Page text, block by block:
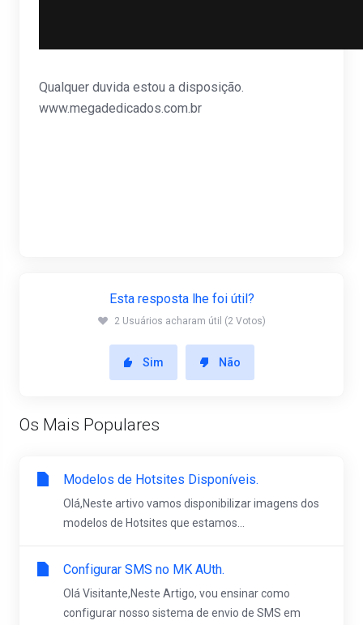
Qualquer duvida estou a disposição.
www.megadedicados.com.br
Esta resposta lhe foi útil?
2 Usuários acharam útil (2 Votos)
Sim Não
Os Mais Populares
Modelos de Hotsites Disponíveis.
Olá,Neste artivo vamos disponibilizar imagens dos
modelos de Hotsites que estamos...
Configurar SMS no MK AUth.
Olá Visitante,Neste Artigo, vou ensinar como
configurar nosso sistema de envio de SMS em